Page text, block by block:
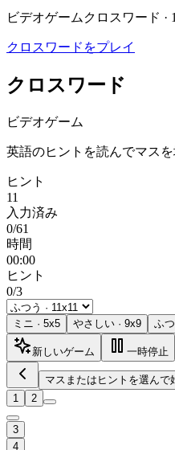
ビデオゲームクロスワード ·
クロスワードをプレイ
クロスワード
ビデオゲーム
英語のヒントを読んでマス
ヒント
11
入力済み
0/61
時間
00:00
ヒント
0/3
ミニ · 5x5 やさしい · 9x9 ふ
新しいゲーム 一時停止
マスまたはヒントを選んで
1
2
3
4